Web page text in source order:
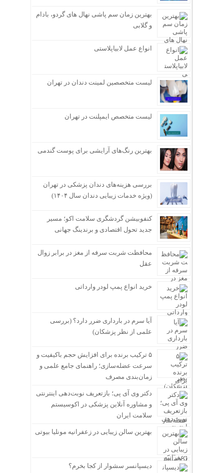
بهترین زمان سم پاشی نهال های گردو، بادام
و گلابی
انواع عمل لابیاپلاستی
لیست متخصصین لمینت دندان در تهران
لیست متخصص ایمپلنت در تهران
بهترین رنگ‌های آرایشی برای پوست گندمی
بررسی هزینه‌های دندان پزشکی در تهران
(ویژه خدمات زیبایی دندان سال ۱۴۰۴)
کنفوبیشن گردشگری سلامت اکو؛ مسیر
جدید تحول اقتصادی و برندینگ جهانی
محافظت شربت سرفه از مغز در برابر زوال
عقل
خرید انواع پمپ لودر وارداتی
آیا سرم در بارداری ضرر دارد؟ (بررسی
علمی از نظر پزشکان)
۵ ترکیب برنده برای افزایش حجم باکیفیت و
سرعت عضله‌سازی؛ راهنمای جامع علمی و
زمان‌بندی مصرف
دکتر وی آی پی؛ بازتعریف نوبت‌دهی اینترنتی
و مشاوره آنلاین پزشکی در اکوسیستم
سلامت ایران
بهترین سالن زیبایی در زعفرانیه مونلیا بیوتی
دیسپانسر سشوار از کجا بخرم؟